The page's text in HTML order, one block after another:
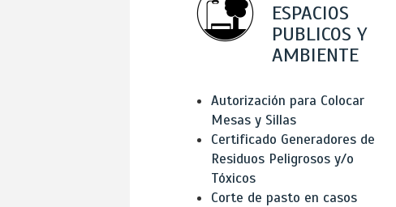
ESPACIOS
PUBLICOS Y
AMBIENTE
Autorización para Colocar
Mesas y Sillas
Certificado Generadores de
Residuos Peligrosos y/o
Tóxicos
Corte de pasto en casos